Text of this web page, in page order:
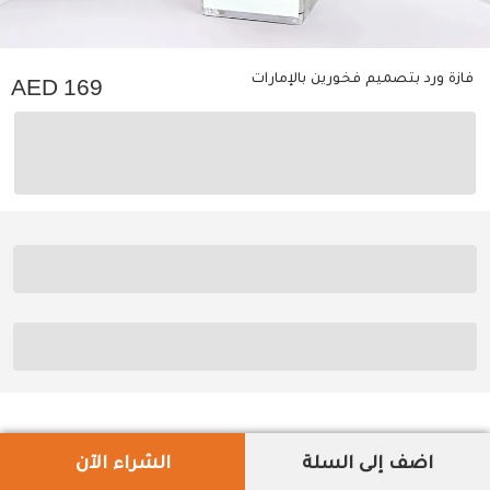
فازة ورد بتصميم فخورين بالإمارات 169
اضف إلى السلة الشراء الآن